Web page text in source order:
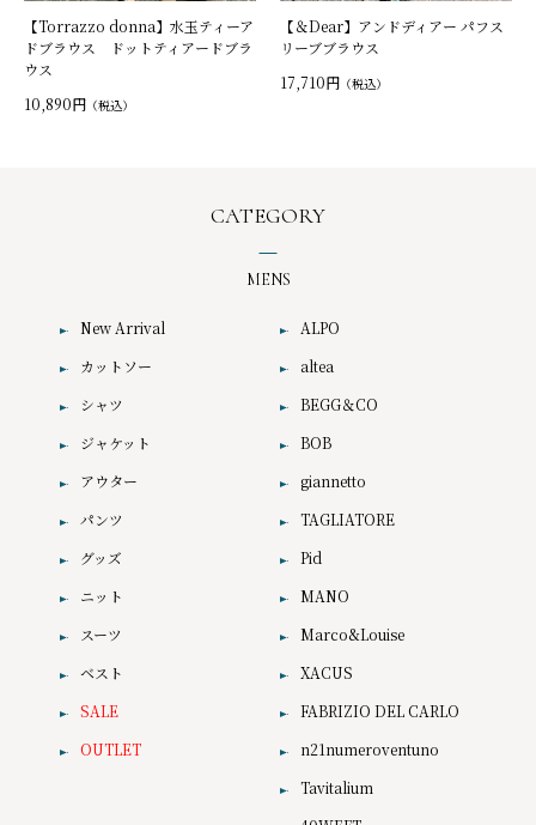
【Torrazzo donna】水玉ティーア
ドブラウス ドットティアードブラ
ウス
10,890円 （税込）
【＆Dear】アンドディアー パフス
リーブブラウス
17,710円 （税込）
CATEGORY
MENS
New Arrival
カットソー
シャツ
ジャケット
アウター
パンツ
グッズ
ニット
スーツ
ベスト
SALE
OUTLET
ALPO
altea
BEGG＆CO
BOB
giannetto
TAGLIATORE
Pid
MANO
Marco&Louise
XACUS
FABRIZIO DEL CARLO
n21numeroventuno
Tavitalium